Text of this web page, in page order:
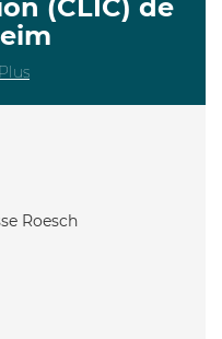
(CLIC) de
Roesch